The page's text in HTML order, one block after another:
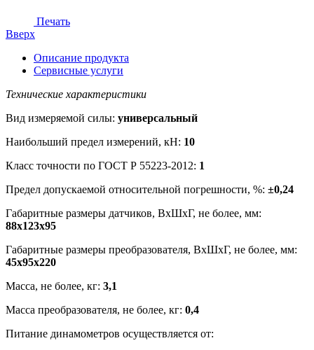
Печать
Вверх
Описание продукта
Сервисные услуги
Технические характеристики
Вид измеряемой силы: универсальный
Наибольший предел измерений, кН: 10
Класс точности по ГОСТ Р 55223-2012: 1
Предел допускаемой относительной погрешности, %: ±0,24
Габаритные размеры датчиков, ВхШхГ, не более, мм:
88х123х95
Габаритные размеры преобразователя, ВхШхГ, не более, мм:
45х95х220
Масса, не более, кг: 3,1
Масса преобразователя, не более, кг: 0,4
Питание динамометров осуществляется от: